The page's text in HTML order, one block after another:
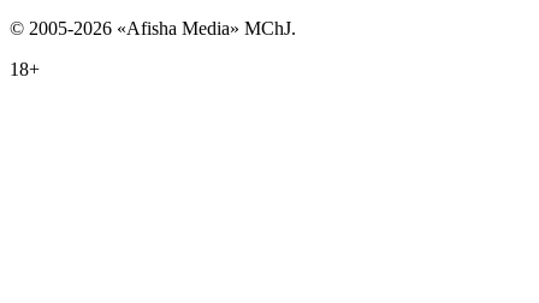
© 2005-2026 «Afisha Media» MChJ.
18+